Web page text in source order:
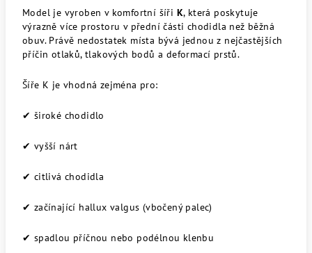
Model je vyroben v komfortní šíři K, která poskytuje
výrazně více prostoru v přední části chodidla než běžná
obuv. Právě nedostatek místa bývá jednou z nejčastějších
příčin otlaků, tlakových bodů a deformací prstů.
Šíře K je vhodná zejména pro:
✔ široké chodidlo
✔ vyšší nárt
✔ citlivá chodidla
✔ začínající hallux valgus (vbočený palec)
✔ spadlou příčnou nebo podélnou klenbu